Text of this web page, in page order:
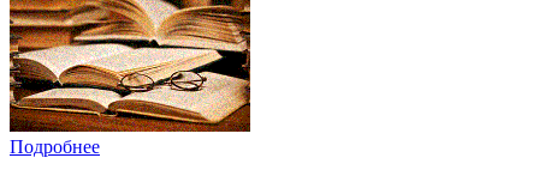
Подробнее